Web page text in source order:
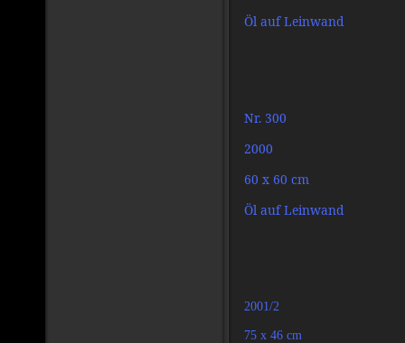
Öl auf Leinwand
Nr. 300
2000
60 x 60 cm
Öl auf Leinwand
2001/2
75 x 46 cm